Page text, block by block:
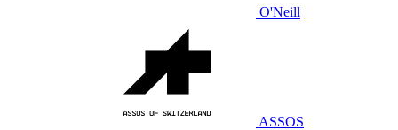
O'Neill
ASSOS